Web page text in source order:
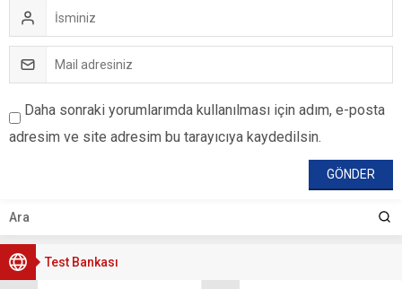
Test Bankası
Daha sonraki yorumlarımda kullanılması için adım, e-posta
adresim ve site adresim bu tarayıcıya kaydedilsin.